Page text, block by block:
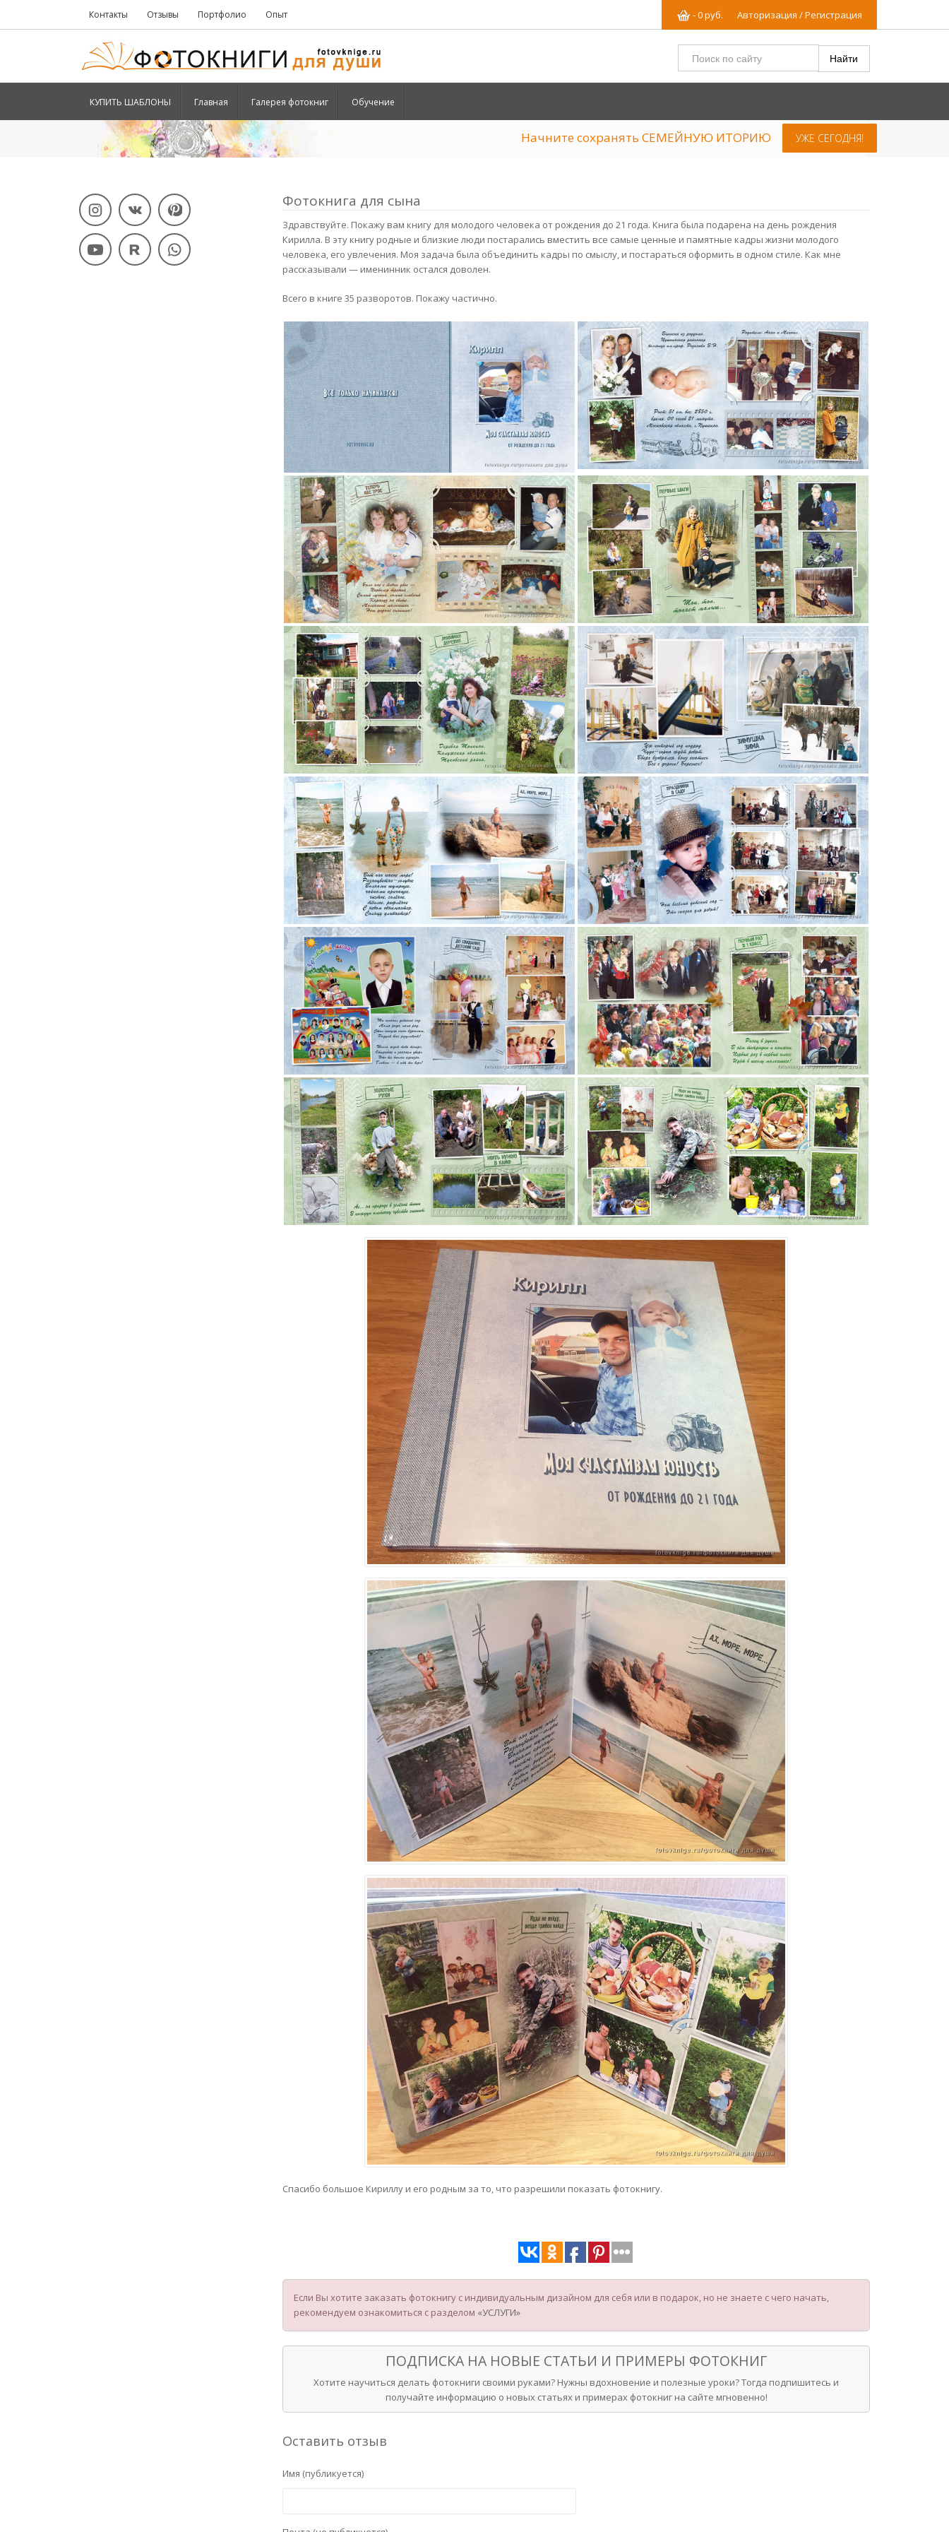
Контакты Отзывы Портфолио Опыт Авторизация / Регистрация
-0руб.
КУПИТЬ ШАБЛОНЫ Главная Галерея фотокниг Обучение
Начните сохранять СЕМЕЙНУЮ ИТОРИЮ УЖЕ СЕГОДНЯ!
Фотокнига для сына
Здравствуйте. Покажу вам книгу для молодого человека от рождения до 21 года. Книга была подарена на день рождения
Кирилла. В эту книгу родные и близкие люди постарались вместить все самые ценные и памятные кадры жизни молодого
человека, его увлечения. Моя задача была объединить кадры по смыслу, и постараться оформить в одном стиле. Как мне
рассказывали — именинник остался доволен.
Всего в книге 35 разворотов. Покажу частично.
Спасибо большое Кириллу и его родным за то, что разрешили показать фотокнигу.
Если Вы хотите заказать фотокнигу с индивидуальным дизайном для себя или в подарок, но не знаете с чего начать,
рекомендуем ознакомиться с разделом «УСЛУГИ»
ПОДПИСКА НА НОВЫЕ СТАТЬИ И ПРИМЕРЫ ФОТОКНИГ
Хотите научиться делать фотокниги своими руками? Нужны вдохновение и полезные уроки? Тогда подпишитесь и
получайте информацию о новых статьях и примерах фотокниг на сайте мгновенно!
Оставить отзыв
Имя (публикуется)